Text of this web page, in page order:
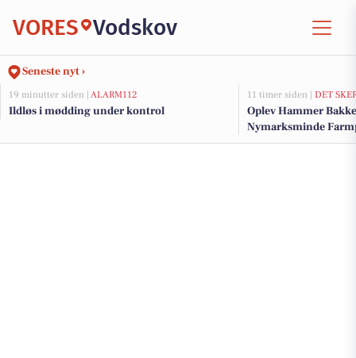
VORES Vodskov
Seneste nyt ›
19 minutter siden | ALARM112
Ildløs i mødding under kontrol
11 timer siden | DET
Oplev Hammer
Nymarksminde